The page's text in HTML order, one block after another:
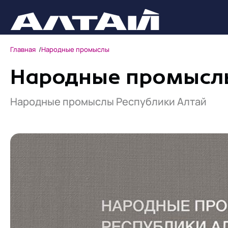
Главная Народные промыслы
Народные
Народные промыслы Республики Алтай